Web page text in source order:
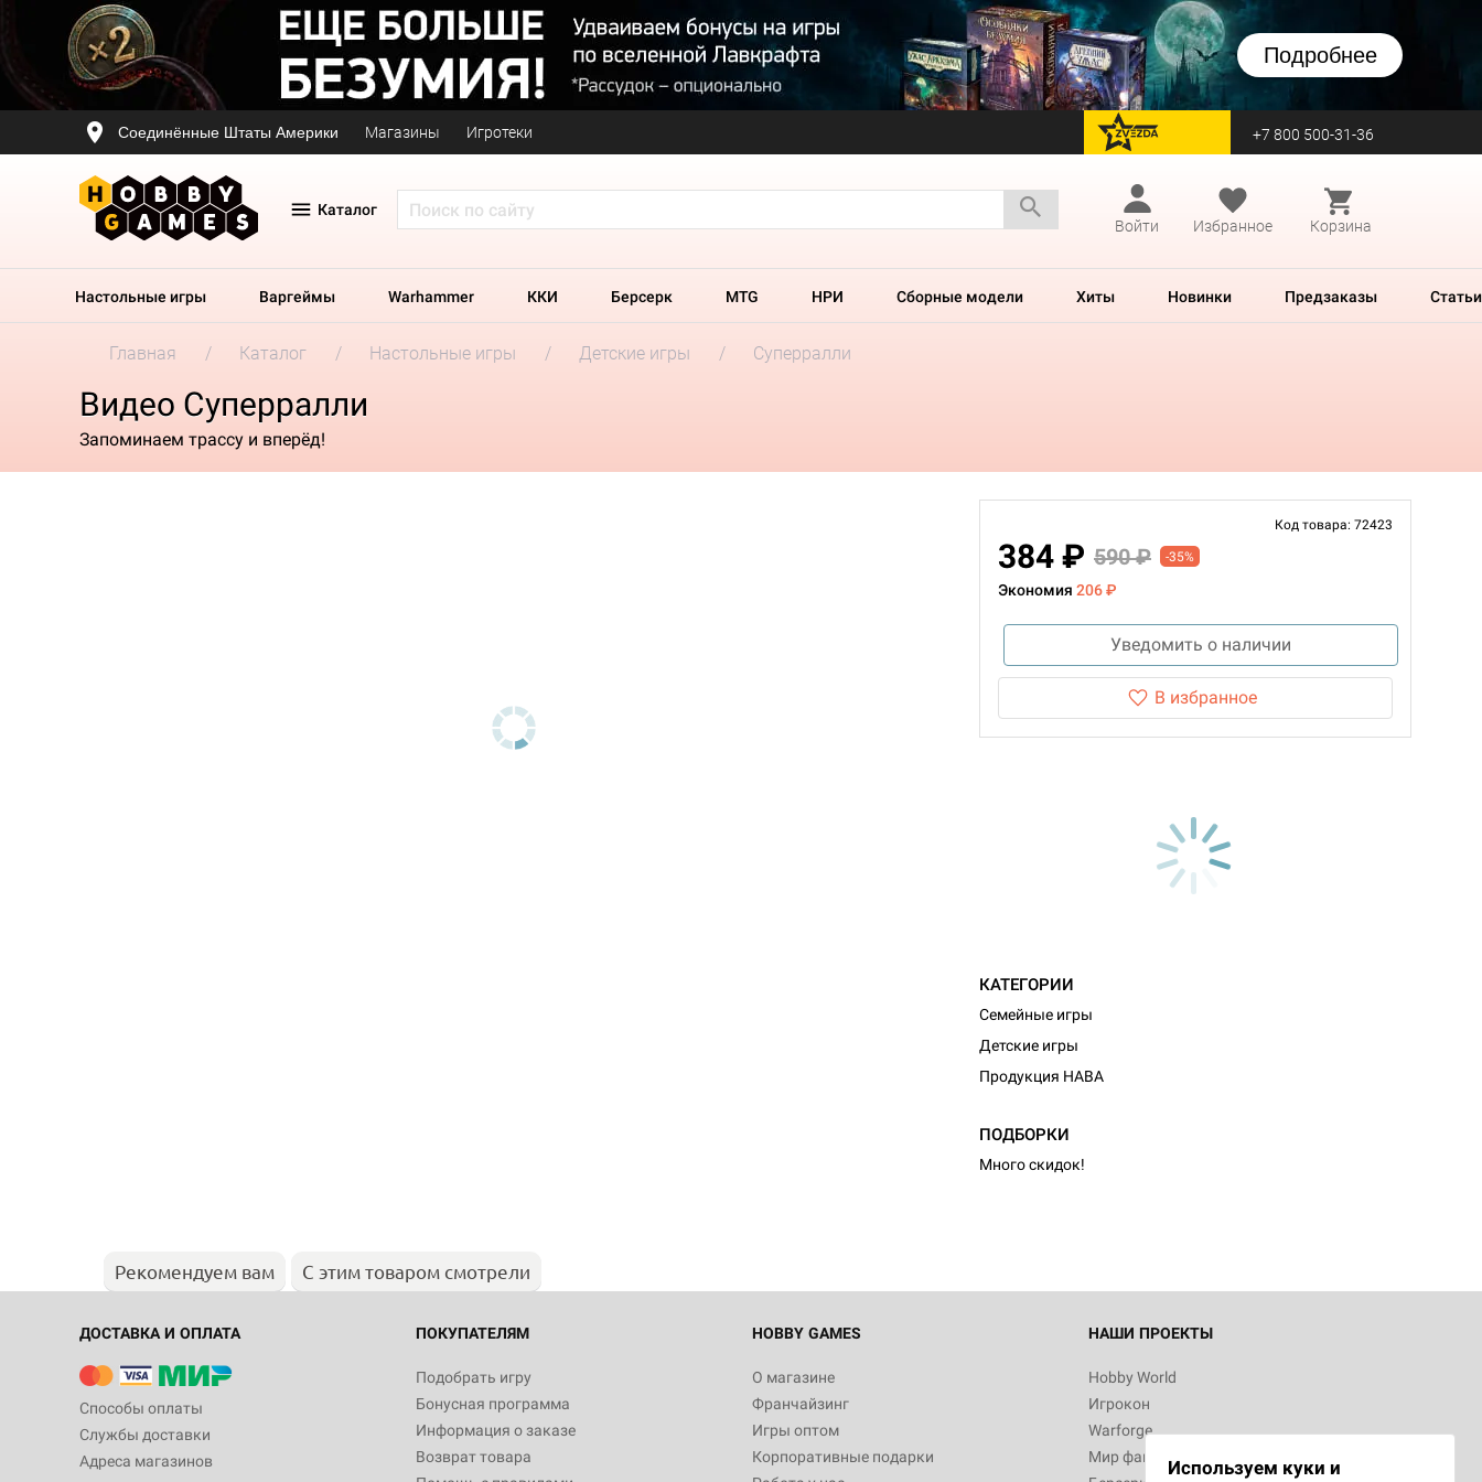
Подробнее
Соединённые Штаты Америки Магазины Игротеки перейти на Zvezda +7 800 500-31-36
Каталог
Войти
Избранное Корзина
Настольные игры Варгеймы Warhammer ККИ Берсерк MTG НРИ Сборные модели Хиты Новинки Предзаказы Статьи
Главная Каталог Настольные игры Детские игры Суперралли
Видео Суперралли
Запоминаем трассу и вперёд!
Код товара: 72423
384 ₽ 590 ₽ -35%
Экономия 206 ₽
Уведомить о наличии
В избранное
КАТЕГОРИИ
Семейные игры
Детские игры
Продукция HABA
ПОДБОРКИ
Много скидок!
Рекомендуем вам С этим товаром смотрели
ДОСТАВКА И ОПЛАТА
Способы оплаты
Службы доставки
Адреса магазинов
ПОКУПАТЕЛЯМ
Подобрать игру
Бонусная программа
Информация о заказе
Возврат товара
HOBBY GAMES
О магазине
Франчайзинг
Игры оптом
Корпоративные подарки
НАШИ ПРОЕКТЫ
Hobby World
Игрокон
Warforge
Мир фантастикиИспользуем куки и